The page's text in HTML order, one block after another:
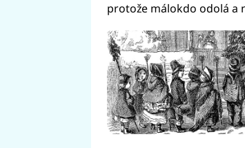
protože málokdo odolá a